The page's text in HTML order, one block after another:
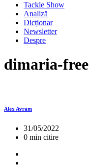
Tackle Show
Analiză
Dicționar
Newsletter
Despre
dimaria-free
Alex Avram
31/05/2022
0 min citire